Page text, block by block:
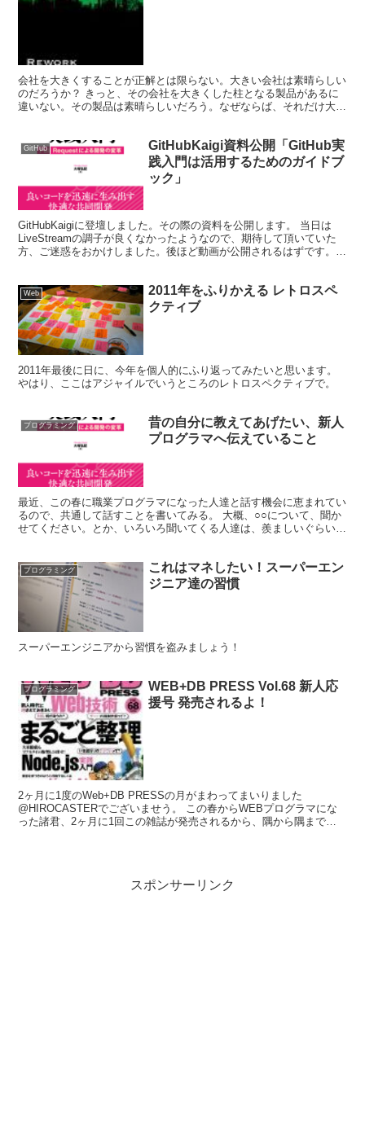
会社を大きくすることが正解とは限らない。大きい会社は素晴らしい
のだろうか？ きっと、その会社を大きくした柱となる製品があるに
違いない。その製品は素晴らしいだろう。なぜならば、それだけ大き
GitHub
GitHubKaigi資料公開「GitHub実
践入門は活用するためのガイドブ
ック」
GitHubKaigiに登壇しました。その際の資料を公開します。 当日は
LiveStreamの調子が良くなかったようなので、期待して頂いていた
方、ご迷惑をおかけしました。後ほど動画が公開されるはずです。
Web
2011年をふりかえる レトロスペ
クティブ
2011年最後に日に、今年を個人的にふり返ってみたいと思います。
やはり、ここはアジャイルでいうところのレトロスペクティブで。
プログラミング
昔の自分に教えてあげたい、新人
プログラマへ伝えていること
最近、この春に職業プログラマになった人達と話す機会に恵まれてい
るので、共通して話すことを書いてみる。 大概、○○について、聞か
せてください。とか、いろいろ聞いてくる人達は、羨ましいぐらい、
プログラミング
これはマネしたい！スーパーエン
ジニア達の習慣
スーパーエンジニアから習慣を盗みましょう！
プログラミング
WEB+DB PRESS Vol.68 新人応
援号 発売されるよ！
2ヶ月に1度のWeb+DB PRESSの月がまわってまいりました
@HIROCASTERでございませう。 この春からWEBプログラマにな
った諸君、2ヶ月に1回この雑誌が発売されるから、隅から隅まで目
くれています。（この人すごい人ですからね！）
スポンサーリンク